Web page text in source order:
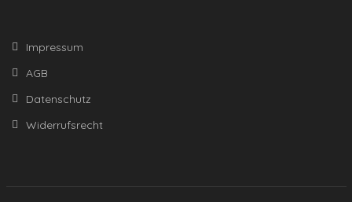
Impressum
AGB
Datenschutz
Widerrufsrecht